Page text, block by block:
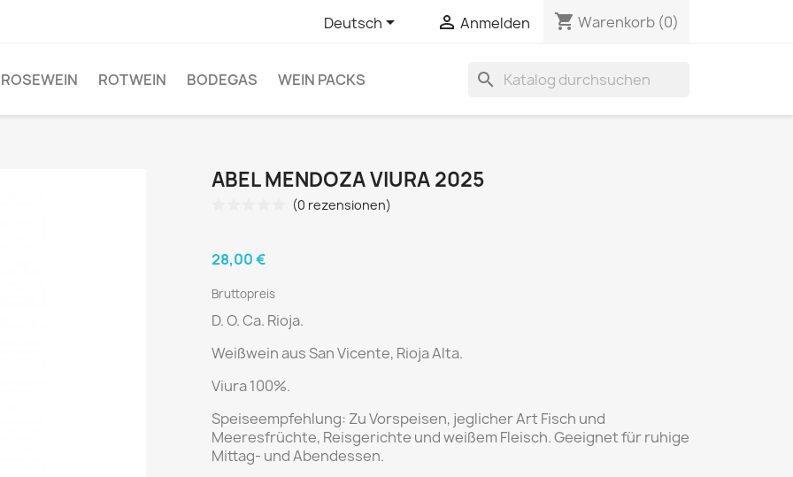
Deutsch  Anmelden shopping_cart Warenkorb (0)
ROSEWEIN ROTWEIN BODEGAS WEIN PACKS search
ABEL MENDOZA VIURA 2025
(0 rezensionen)
28,00 €
Bruttopreis
D. O. Ca. Rioja.
Weißwein ausSan Vicente, Rioja Alta.
Viura 100%.
Speiseempfehlung: Zu Vorspeisen, jeglicher Art Fisch und
Meeresfrüchte, Reisgerichte und weißem Fleisch. Geeignet für ruhige
Mittag- und Abendessen.